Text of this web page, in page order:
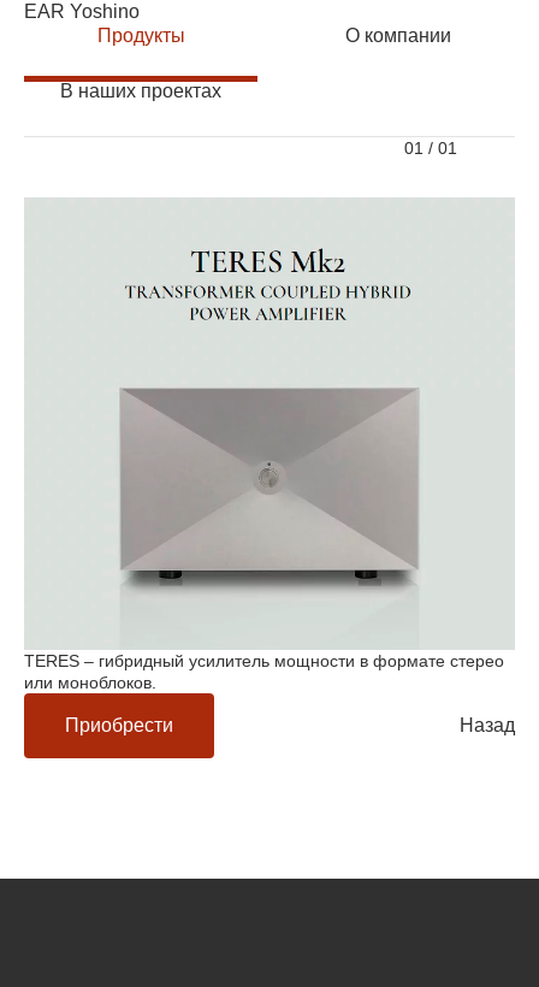
EAR Yoshino
Продукты О компании
В наших проектах
01 / 01
TERES – гибридный усилитель мощности в формате стерео
или моноблоков.
Приобрести Назад